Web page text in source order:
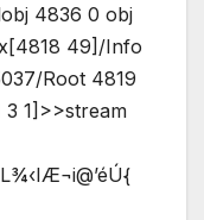
4836 0 obj
49]/Info
Root 4819
1]>>stream